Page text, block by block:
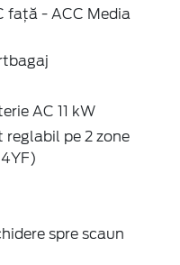
față - ACC Media
AC 11 kW
pe 2 zone
spre scaun